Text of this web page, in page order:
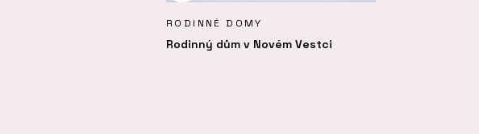
RODINNÉ DOMY
Rodinný dům v Novém Vestci